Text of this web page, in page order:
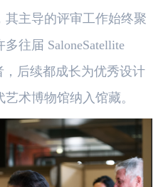
其主导的评审工作始终聚
往届 SaloneSatellite
，后续都成长为优秀设计
术博物馆纳入馆藏。